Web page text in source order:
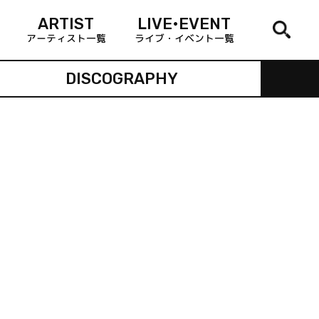
ARTIST
アーティスト一覧
LIVE•EVENT
ライブ・イベント一覧
DISCOGRAPHY